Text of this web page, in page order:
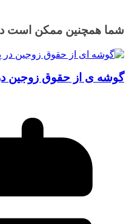
شما همچنین ممکن است
گوشه ی از حقوق زوجين